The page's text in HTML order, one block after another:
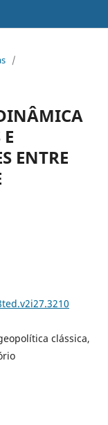
/
ENTRE
clássica,